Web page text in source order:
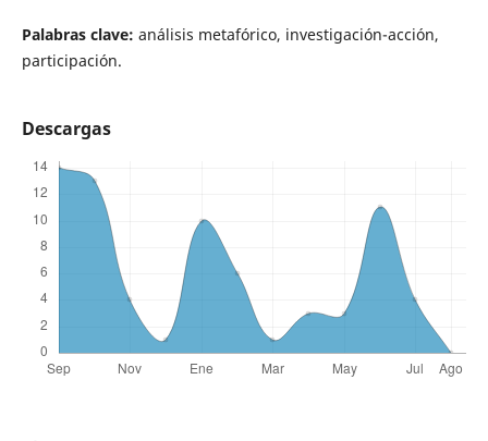
Palabras clave: análisis metafórico, investigación-acción,
participación.
Descargas